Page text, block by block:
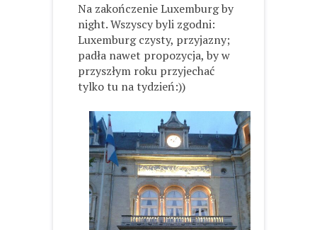
Na zakończenie Luxemburg by
night. Wszyscy byli zgodni:
Luxemburg czysty, przyjazny;
padła nawet propozycja, by w
przyszłym roku przyjechać
tylko tu na tydzień:))